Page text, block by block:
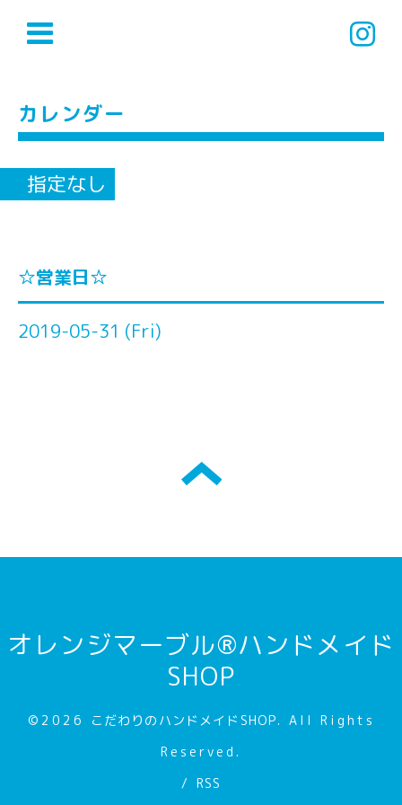
カレンダー
指定なし
☆営業日☆
2019-05-31 (Fri)
オレンジマーブル®ハンドメイド
SHOP
©2026 こだわりのハンドメイドSHOP. All Rights
Reserved.
/ RSS